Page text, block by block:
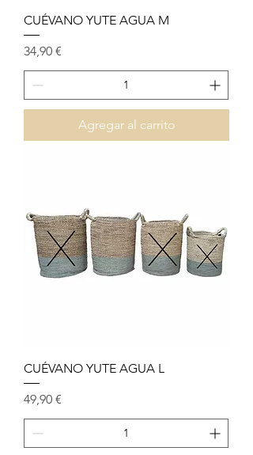
CUÉVANO YUTE AGUA M
Precio
34,90 €
Agregar al carrito
CUÉVANO YUTE AGUA L
Precio
49,90 €